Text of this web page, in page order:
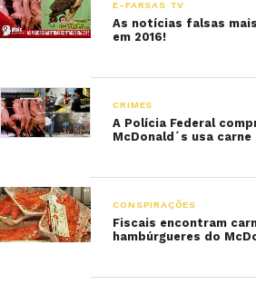
E-FARSAS TV
As notícias falsas
em 2016!
CRIMES
A Polícia Federal
McDonald´s usa
CONSPIRAÇÕES
Fiscais encontram
hambúrgueres do